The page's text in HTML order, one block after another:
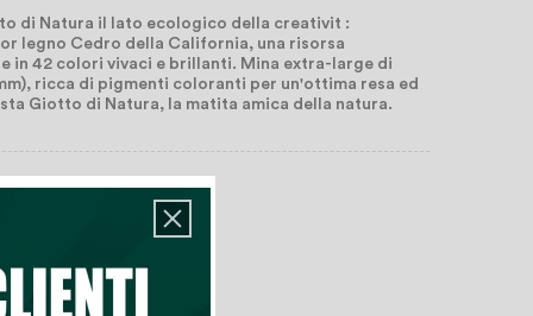
di Natura il lato ecologico della creativit :
legno Cedro della California, una risorsa
in 42 colori vivaci e brillanti. Mina extra-large di
ricca di pigmenti coloranti per un'ottima resa ed
Giotto di Natura, la matita amica della natura.